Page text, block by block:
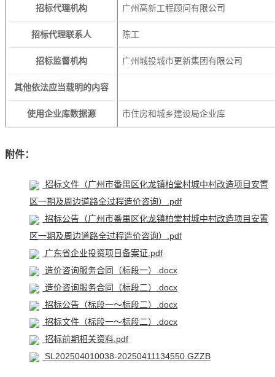
招标代理机构 广州高新工程顾问有限公司
招标代理联系人 陈工
招标监督机构 广州城投城市更新集团有限公司
其他依法应当载明的内容
使用企业库数据源 市住房和城乡建设局企业库
附件：
招标文件（广州市番禺区化龙镇柏堂村城中村改造项目安置
区一期及周边道路全过程造价咨询）.pdf
招标公告（广州市番禺区化龙镇柏堂村城中村改造项目安置
区一期及周边道路全过程造价咨询）.pdf
广东省企业投资项目备案证.pdf
造价咨询服务合同（标段一）.docx
造价咨询服务合同（标段二）.docx
招标公告（标段一～标段二）.docx
招标文件（标段一～标段二）.docx
招标前期相关资料.pdf
SL202504010038-20250411134550.GZZB